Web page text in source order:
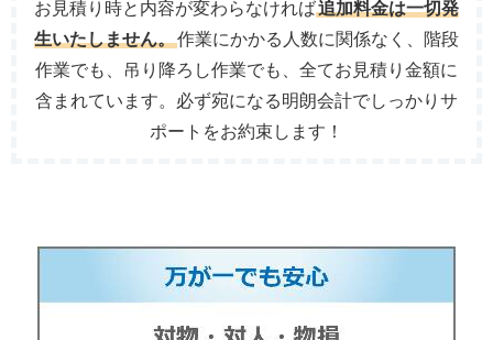
お見積り時と内容が変わらなければ追加料金は一切発
生いたしません。作業にかかる人数に関係なく、階段
作業でも、吊り降ろし作業でも、全てお見積り金額に
含まれています。必ず宛になる明朗会計でしっかりサ
ポートをお約束します！